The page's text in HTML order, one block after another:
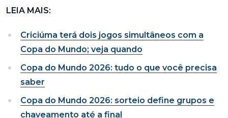
LEIA MAIS:
Criciúma terá dois jogos simultâneos com a
Copa do Mundo; veja quando
Copa do Mundo 2026: tudo o que você precisa
saber
Copa do Mundo 2026: sorteio define grupos e
chaveamento até a final